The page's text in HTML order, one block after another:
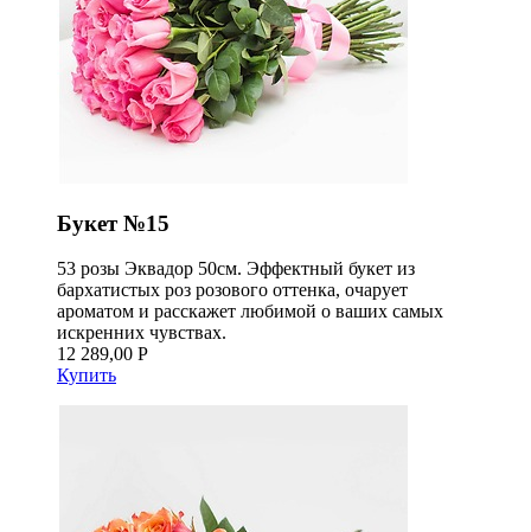
Букет №15
53 розы Эквадор 50см. Эффектный букет из
бархатистых роз розового оттенка, очарует
ароматом и расскажет любимой о ваших самых
искренних чувствах.
12 289,00 Р
Купить